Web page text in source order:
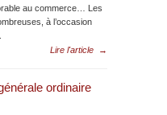
au commerce… Les
à l’occasion
Lire l'article
→
ordinaire